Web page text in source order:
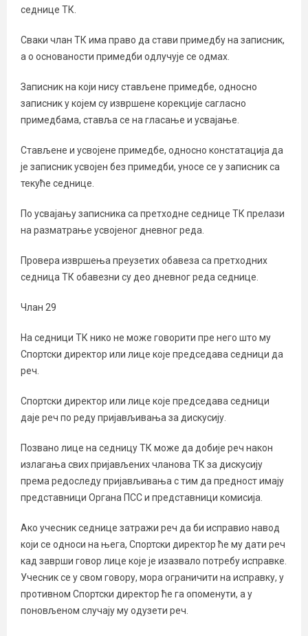
седнице ТК.
Сваки члан ТК има право да стави примедбу на записник,
а о основаности примедби одлучује се одмах.
Записник на који нису стављене примедбе, односно
записник у којем су извршене корекције сагласно
примедбама, ставља се на гласање и усвајање.
Стављене и усвојене примедбе, односно констатација да
је записник усвојен без примедби, уносе се у записник са
текуће седнице.
По усвајању записника са претходне седнице ТК прелази
на разматрање усвојеног дневног реда.
Провера извршења преузетих обавеза са претходних
седница ТК обавезни су део дневног реда седнице.
Члан 29
На седници ТК нико не може говорити пре него што му
Спортски директор или лице које председава седници да
реч.
Спортски директор или лице које председава седници
даје реч по реду пријављивања за дискусију.
Позвано лице на седницу ТК може да добије реч након
излагања свих пријављених чланова ТК за дискусију
према редоследу пријављивања с тим да предност имају
представници Органа ПСС и представници комисија.
Ако учесник седнице затражи реч да би исправио навод
који се односи на њега, Спортски директор ће му дати реч
кад заврши говор лице које је изазвало потребу исправке.
Учесник се у свом говору, мора ограничити на исправку, у
противном Спортски директор ће га опоменути, а у
поновљеном случају му одузети реч.